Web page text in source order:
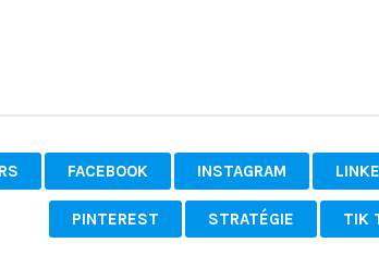
FACEBOOK INSTAGRAM
PINTEREST STRATÉGIE TIK